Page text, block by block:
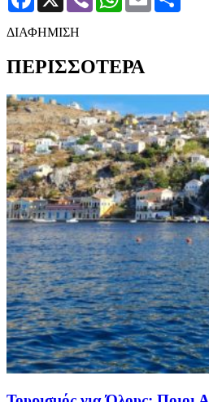
ΔΙΑΦΗΜΙΣΗ
ΠΕΡΙΣΣΟΤΕΡΑ